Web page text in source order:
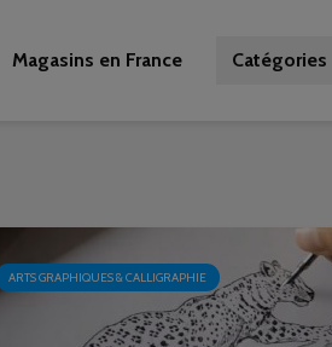
Magasins en France Catégories
ARTS GRAPHIQUES & CALLIGRAPHIE